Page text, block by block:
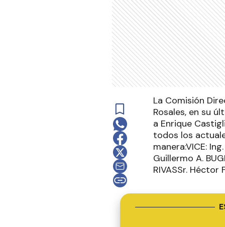
La Comisión
Rosales, en su
a Enrique
todos los
manera:VICE:
Guillermo A.
RIVASSr. Héctor